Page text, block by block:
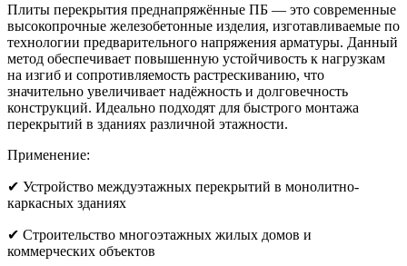
Плиты перекрытия преднапряжённые ПБ — это современные
высокопрочные железобетонные изделия, изготавливаемые по
технологии предварительного напряжения арматуры. Данный
метод обеспечивает повышенную устойчивость к нагрузкам
на изгиб и сопротивляемость растрескиванию, что
значительно увеличивает надёжность и долговечность
конструкций. Идеально подходят для быстрого монтажа
перекрытий в зданиях различной этажности.
Применение:
✔ Устройство междуэтажных перекрытий в монолитно-
каркасных зданиях
✔ Строительство многоэтажных жилых домов и
коммерческих объектов